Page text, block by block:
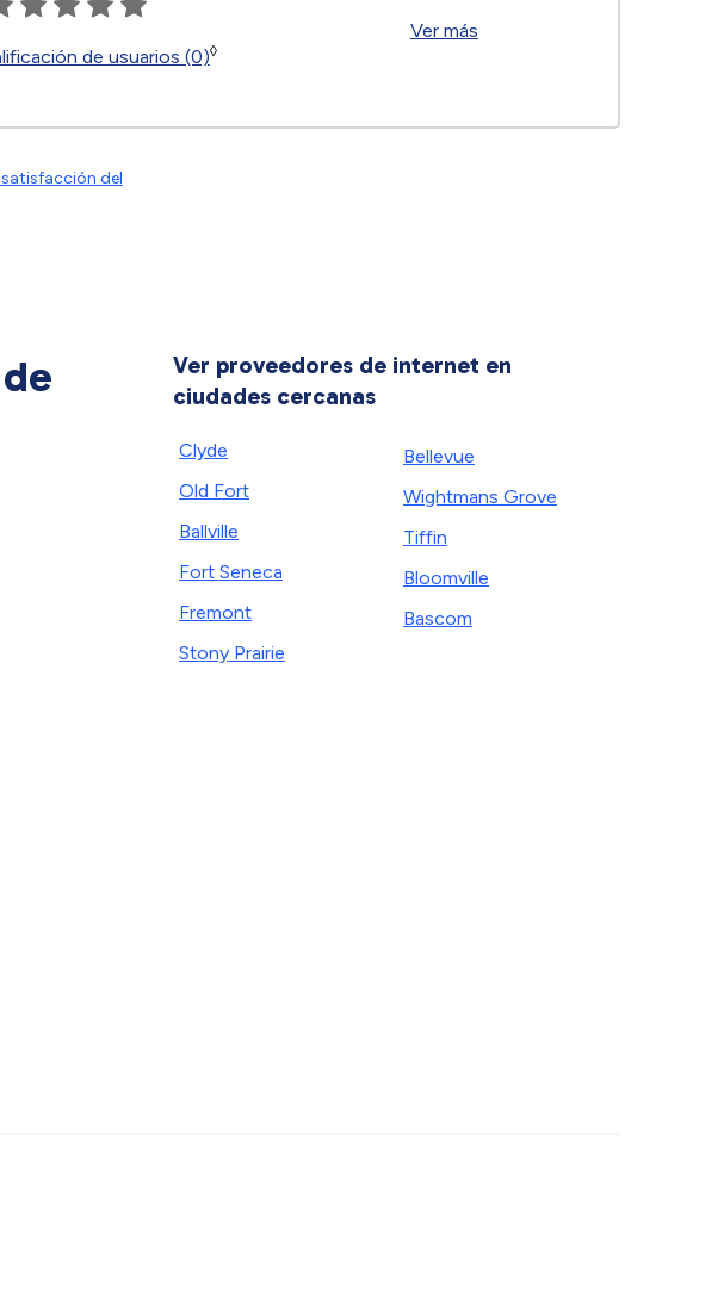
de usuarios (0)◊
Ver más
del
Ver proveedores de internet en
ciudades cercanas
Clyde
Old Fort
Ballville
Fort Seneca
Fremont
Stony Prairie
Bellevue
Wightmans Grove
Tiffin
Bloomville
Bascom